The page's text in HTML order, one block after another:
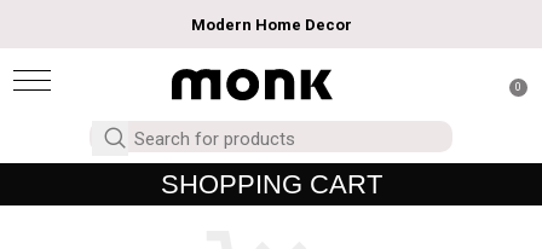
Modern Home Decor
0
SHOPPING CART